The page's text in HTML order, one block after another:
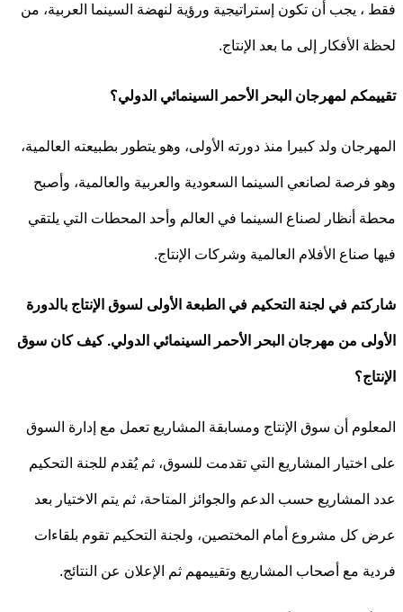
يجب أن تكون إستراتيجية ورؤية لنهضة السينما العربية، من
الأفكار إلى ما بعد الإنتاج.
لمهرجان البحر الأحمر السينمائي الدولي؟
ولد كبيرا منذ دورته الأولى، وهو يتطور بطبيعته العالمية،
لصانعي السينما السعودية والعربية والعالمية، وأصبح
أنظار لصناع السينما في العالم وأحد المحطات التي يلتقي
صناع الأفلام العالمية وشركات الإنتاج.
في لجنة التحكيم في الطبعة الأولى لسوق الإنتاج بالدورة
من مهرجان البحر الأحمر السينمائي الدولي. كيف كان سوق
أن سوق الإنتاج ومسابقة المشاريع تعمل مع إدارة السوق
المشاريع التي تقدمت للسوق، ثم يُقدم للجنة التحكيم
حسب الدعم والجوائز المتاحة، ثم يتم الاختيار بعد
كل مشروع أمام المختصين، ولجنة التحكيم تقوم بلقاءات
مع أصحاب المشاريع وتقييمهم ثم الإعلان عن النتائج.